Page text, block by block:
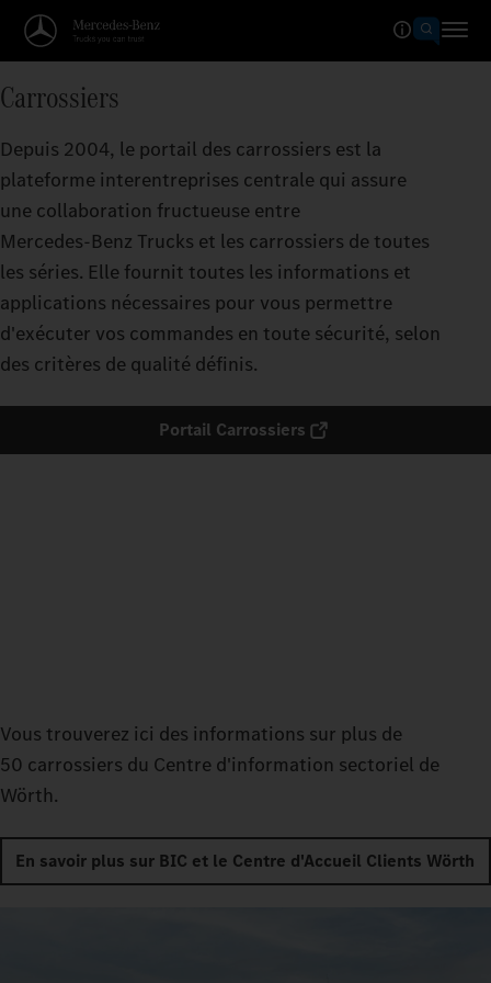
Carrossiers
Depuis 2004, le portail des carrossiers est la
plateforme interentreprises centrale qui assure
une collaboration fructueuse entre
Mercedes‑Benz Trucks et les carrossiers de toutes
les séries. Elle fournit toutes les informations et
applications nécessaires pour vous permettre
d'exécuter vos commandes en toute sécurité, selon
des critères de qualité définis.
Portail Carrossiers
Vous trouverez ici des informations sur plus de
50 carrossiers du Centre d'information sectoriel de
Wörth.
En savoir plus sur BIC et le Centre d'Accueil Clients Wörth